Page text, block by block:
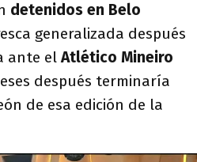
detenidos en Belo
generalizada después
ante elAtlético Mineiro
después terminaría
de esa edición de la